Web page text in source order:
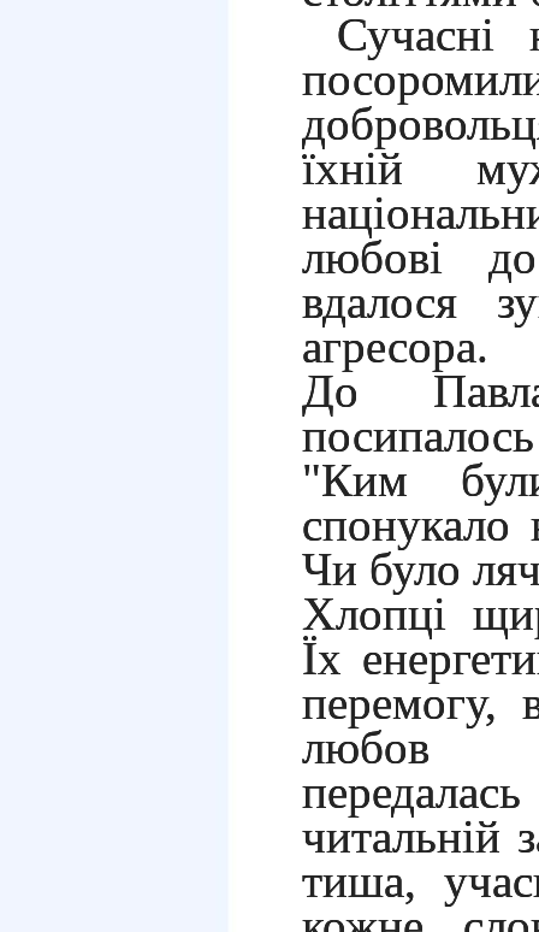
Сучасні
їхній
любові
вдалося
агресора.
До
"Ким
спонукало
Чи було
Хлопці
Їх
перемогу,
любов
читальній
тиша,